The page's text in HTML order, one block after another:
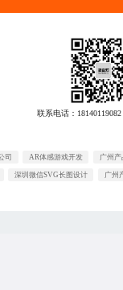
联系电话： 18140119082
司 AR体感游戏开发 广州
深圳微信SVG长图设计 广州